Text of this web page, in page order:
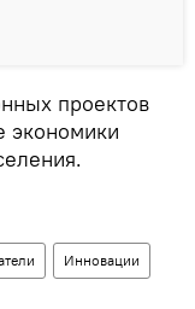
проектов
экономики
Инновации